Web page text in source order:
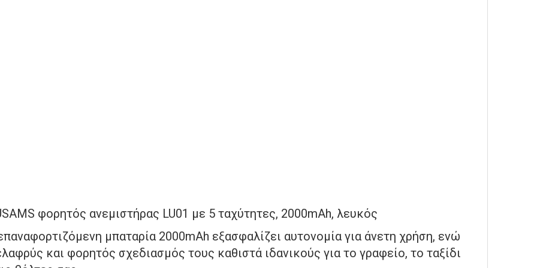
μπαταρία 2000mAh εξασφαλίζει αυτονομία για άνετη χρήση, ενώ
και φορητός σχεδιασμός τους καθιστά ιδανικούς για το γραφείο, το ταξίδι